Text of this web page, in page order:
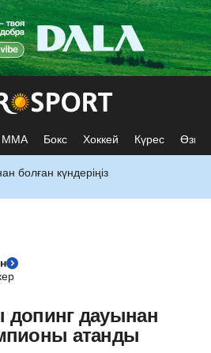
ММА Бокс Хоккей Күрес Өзге
болған күндеріңіз
допинг дауынан
атанды